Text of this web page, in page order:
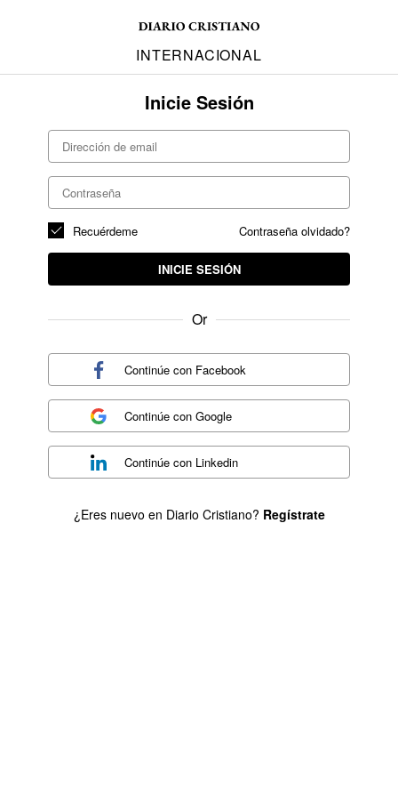
INTERNACIONAL
Inicie Sesión
Contraseña olvidado?
Recuérdeme
INICIE SESIÓN
Or
Continúe con Facebook
Continúe conGoogle
Continúe con Linkedin
¿Eres nuevo en Diario Cristiano? Regístrate